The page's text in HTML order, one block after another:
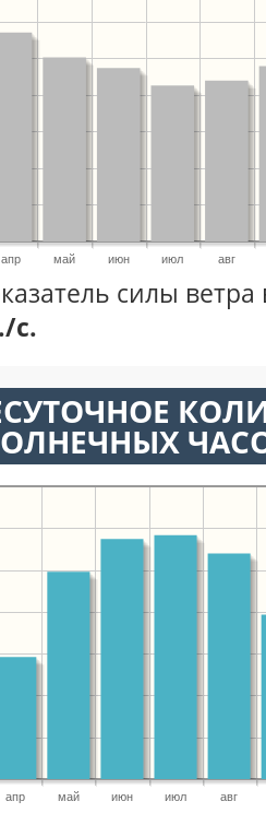
апр май июн июл авг
силы ветра
с.
апр май июн июл авг